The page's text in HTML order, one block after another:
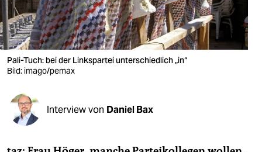
wahrheit
verlag
verlag
shop
fragen & hilfe
Pali-Tuch: bei der Linkspartei unterschiedlich „in“
Bild: imago/pemax
Interview von Daniel Bax